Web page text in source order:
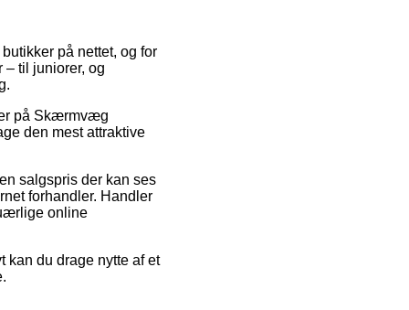
på nettet, og for
– til juniorer, og
på Skærmvæg
den mest attraktive
salgspris der kan ses
forhandler. Handler
online
kan du drage nytte af et